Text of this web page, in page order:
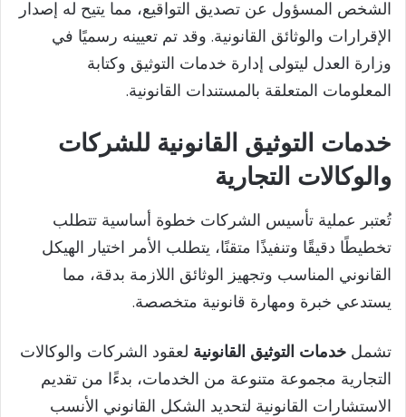
الشخص المسؤول عن تصديق التواقيع، مما يتيح له إصدار
الإقرارات والوثائق القانونية. وقد تم تعيينه رسميًا في
وزارة العدل ليتولى إدارة خدمات التوثيق وكتابة
المعلومات المتعلقة بالمستندات القانونية.
خدمات التوثيق القانونية للشركات
والوكالات التجارية
تُعتبر عملية تأسيس الشركات خطوة أساسية تتطلب
تخطيطًا دقيقًا وتنفيذًا متقنًا، يتطلب الأمر اختيار الهيكل
القانوني المناسب وتجهيز الوثائق اللازمة بدقة، مما
يستدعي خبرة ومهارة قانونية متخصصة.
تشمل خدمات التوثيق القانونية لعقود الشركات والوكالات
التجارية مجموعة متنوعة من الخدمات، بدءًا من تقديم
الاستشارات القانونية لتحديد الشكل القانوني الأنسب